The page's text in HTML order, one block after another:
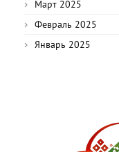
Март 2025
Февраль 2025
Январь 2025